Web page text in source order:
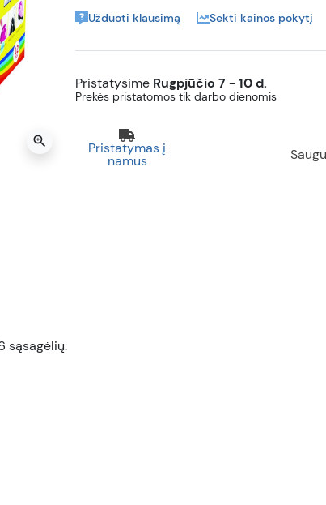
zoom_in
Užduoti klausimą Sekti kainos pokytį
Pristatysime Rugpjūčio 7 - 10 d.
Prekės pristatomos tik darbo dienomis
Pristatymas į
namus
sąsagėlių.